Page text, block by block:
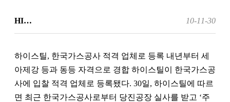
HI… 10-11-30
하이스틸, 한국가스공사 적격 업체로 등록 내년부터 세
아제강 등과 동등 자격으로 경합 하이스틸이 한국가스공
사에 입찰 적격 업체로 등록됐다. 30일, 하이스틸에 따르
면 최근 한국가스공사로부터 당진공장 실사를 받고 ‘주